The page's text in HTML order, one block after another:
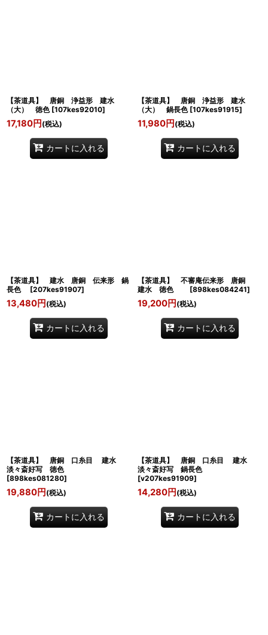
【茶道具】 唐銅 浄益形 建水
（大） 徳色 [107kes92010]
17,180円 (税込)
カートに入れる
【茶道具】 唐銅 浄益形 建水
（大） 鍋長色 [107kes91915]
11,980円 (税込)
カートに入れる
【茶道具】 建水 唐銅 伝来形 鍋
長色
[207kes91907]
13,480円 (税込)
カートに入れる
【茶道具】 不審庵伝来形 唐銅
建水 徳色
[898kes084241]
19,200円 (税込)
カートに入れる
【茶道具】 唐銅 口糸目 建水
淡々斎好写 徳色
[898kes081280]
19,880円 (税込)
カートに入れる
【茶道具】 唐銅 口糸目 建水
淡々斎好写 鍋長色
[v207kes91909]
14,280円 (税込)
カートに入れる